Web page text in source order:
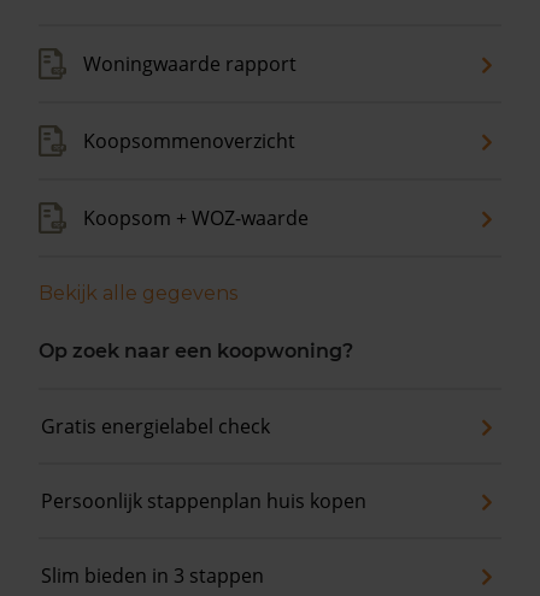
Woningwaarde rapport
Koopsommenoverzicht
Koopsom + WOZ-waarde
Bekijk alle gegevens
Op zoek naar een koopwoning?
Gratis energielabel check
Persoonlijk stappenplan huis kopen
Slim bieden in 3 stappen